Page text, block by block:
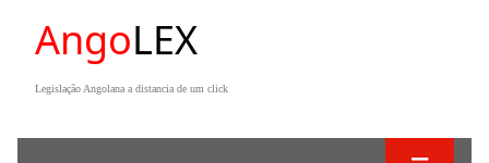
AngoLEX
Legislação Angolana a distancia de um click